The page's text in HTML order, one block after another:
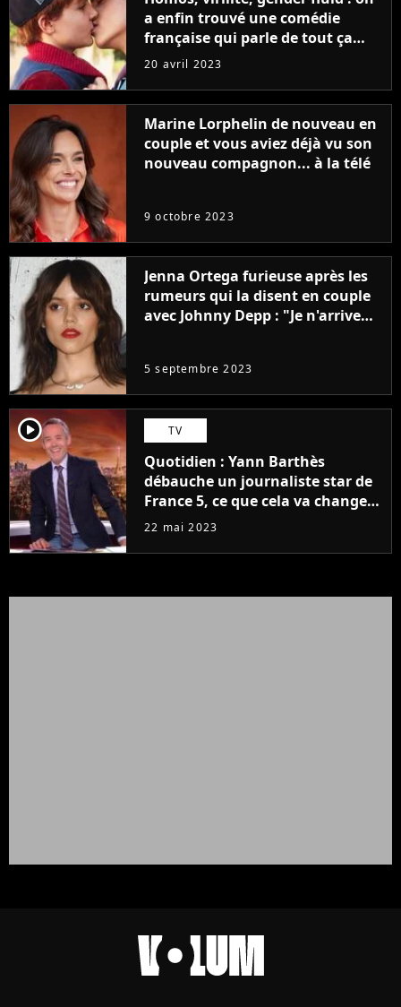
a enfin trouvé une comédie
française qui parle de tout ça
sans être super ringarde
20 avril 2023
Marine Lorphelin de nouveau en
couple et vous aviez déjà vu son
nouveau compagnon... à la télé
9 octobre 2023
Jenna Ortega furieuse après les
rumeurs qui la disent en couple
avec Johnny Depp : "Je n'arrive
5 septembre 2023
player2 TV
Quotidien : Yann Barthès
débauche un journaliste star de
France 5, ce que cela va changer
à la rentrée
22 mai 2023